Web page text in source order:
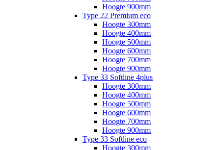
Hoogte 900mm
Type 22 Premium eco
Hoogte 300mm
Hoogte 400mm
Hoogte 500mm
Hoogte 600mm
Hoogte 700mm
Hoogte 900mm
Type 33 Softline 4plus
Hoogte 300mm
Hoogte 400mm
Hoogte 500mm
Hoogte 600mm
Hoogte 700mm
Hoogte 900mm
Type 33 Softline eco
Hoogte 300mm